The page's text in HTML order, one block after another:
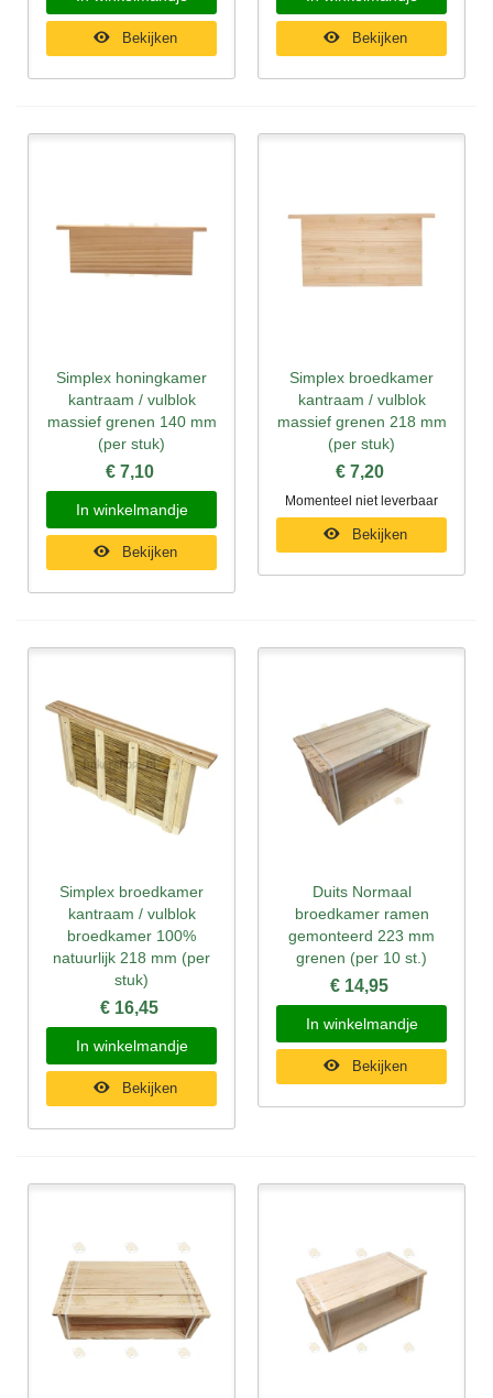
Bekijken Bekijken
Simplex honingkamer
kantraam / vulblok
massief grenen 140 mm
(per stuk)
€ 7,10
In winkelmandje
Bekijken
Simplex broedkamer
kantraam / vulblok
massief grenen 218 mm
(per stuk)
€ 7,20
Momenteel niet leverbaar
Bekijken
Simplex broedkamer
kantraam / vulblok
broedkamer 100%
natuurlijk 218 mm (per
stuk)
€ 16,45
In winkelmandje
Bekijken
Duits Normaal
broedkamer ramen
gemonteerd 223 mm
grenen (per 10 st.)
€ 14,95
In winkelmandje
Bekijken